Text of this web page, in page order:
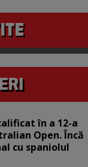
în a 12-a
Open. Încă
cu spaniolul